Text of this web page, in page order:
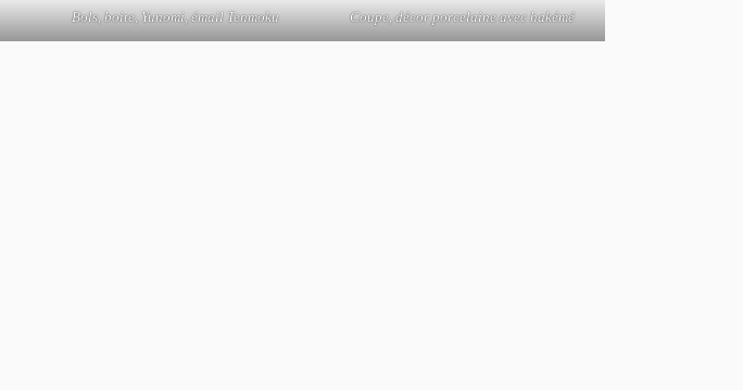
Bols, boite, Yunomi, émail Tenmoku Coupe, décor porcelaine avec hakémé